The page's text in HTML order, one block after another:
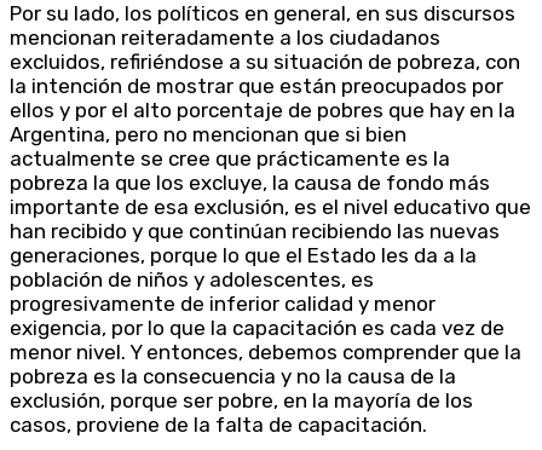
Por su lado, los políticos en general, en sus discursos
mencionan reiteradamente a los ciudadanos
excluidos, refiriéndose a su situación de pobreza, con
la intención de mostrar que están preocupados por
ellos y por el alto porcentaje de pobres que hay en la
Argentina, pero no mencionan que si bien
actualmente se cree que prácticamente es la
pobreza la que los excluye, la causa de fondo más
importante de esa exclusión, es el nivel educativo que
han recibido y que continúan recibiendo las nuevas
generaciones, porque lo que el Estado les da a la
población de niños y adolescentes, es
progresivamente de inferior calidad y menor
exigencia, por lo que la capacitación es cada vez de
menor nivel. Y entonces, debemos comprender que la
pobreza es la consecuencia y no la causa de la
exclusión, porque ser pobre, en la mayoría de los
casos, proviene de la falta de capacitación.